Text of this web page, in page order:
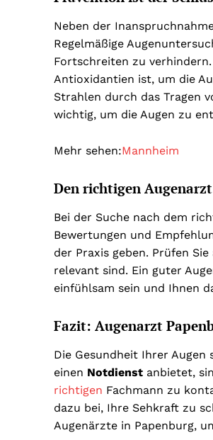
Neben der
Regelmäßige
Fortschreiten zu
Antioxidantien ist, um die
Strahlen durch das Tragen
wichtig, um die Augen zu
Mehr sehen:Mannheim
Den richtigen
Bei der Suche nach dem
Bewertungen und
der Praxis geben. Prüfen
relevant sind. Ein guter
einfühlsam sein und Ihnen
Fazit: Augenarzt
Die Gesundheit Ihrer
einen Notdienst anbietet,
richtigen Fachmann zu
dazu bei, Ihre Sehkraft zu
Augenärzte in Papenburg,